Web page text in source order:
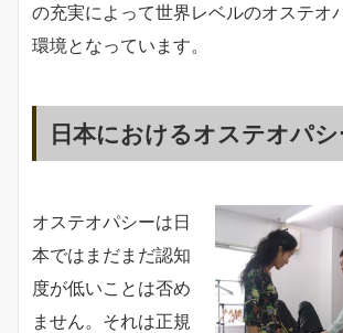
の充実によって世界レベルのオステオ
環境となっています。
日本におけるオステオパ
オステオパシーは日
本ではまだまだ認知
度が低いことは否め
ません。それは正規